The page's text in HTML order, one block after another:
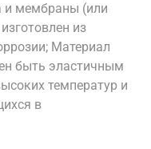
и мембраны (или
из
Материал
быть эластичным
температур и
в